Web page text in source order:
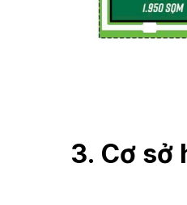
3. Cơ sở